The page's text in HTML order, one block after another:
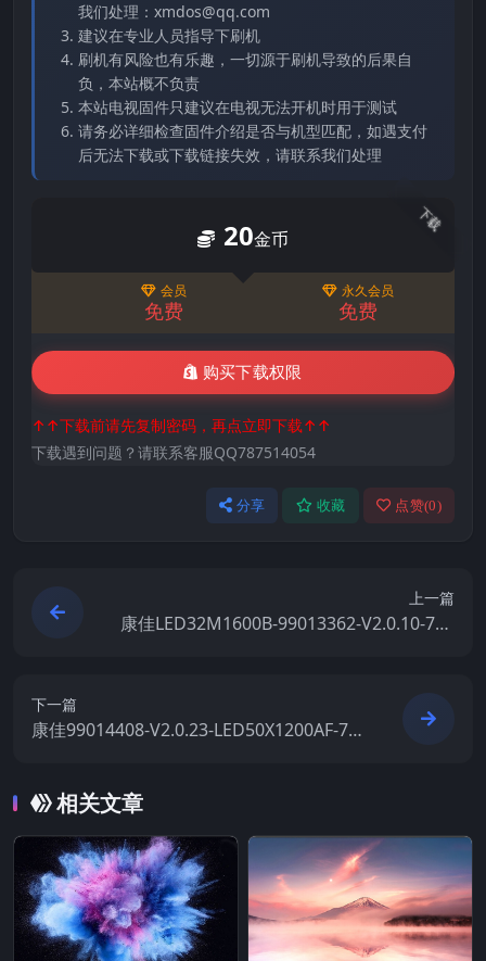
我们处理：xmdos@qq.com
建议在专业人员指导下刷机
刷机有风险也有乐趣，一切源于刷机导致的后果自
负，本站概不负责
本站电视固件只建议在电视无法开机时用于测试
请务必详细检查固件介绍是否与机型匹配，如遇支付
后无法下载或下载链接失效，请联系我们处理
下载
20金币
会员
免费
永久会员
免费
购买下载权限
↑↑下载前请先复制密码，再点立即下载↑↑
下载遇到问题？请联系客服QQ787514054
分享 收藏 点赞(0)
上一篇
康佳LED32M1600B-99013362-V2.0.10-720
下一篇
康佳99014408-V2.0.23-LED50X1200AF-720
相关文章